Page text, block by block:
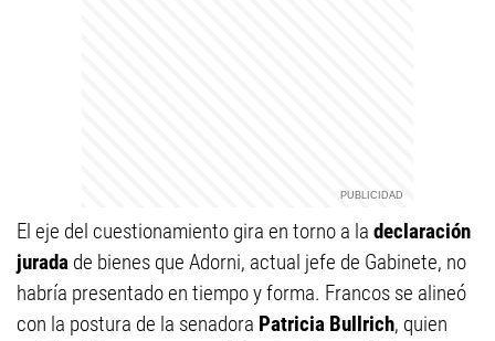
El eje del cuestionamiento gira en torno a la declaración
jurada de bienes que Adorni, actual jefe de Gabinete, no
habría presentado en tiempo y forma. Francos se alineó
con la postura de la senadora Patricia Bullrich, quien